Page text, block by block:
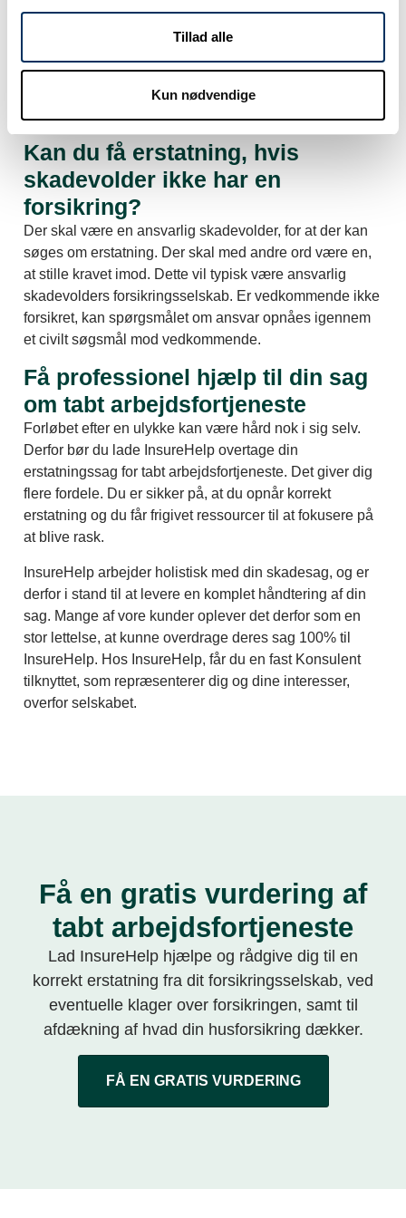
Tillad alle
Kun nødvendige
som tidligere.
indtil det tidspunkt hvor det enten midlertidigt eller
endeligt, kan vurderes hvad omfanget er af din
fremtidige erhvervsevne.
Kan du få erstatning, hvis
skadevolder ikke har en
forsikring?
Der skal være en ansvarlig skadevolder, for at der kan
søges om erstatning. Der skal med andre ord være en,
at stille kravet imod. Dette vil typisk være ansvarlig
skadevolders forsikringsselskab. Er vedkommende ikke
forsikret, kan spørgsmålet om ansvar opnåes igennem
et civilt søgsmål mod vedkommende.
Få professionel hjælp til din sag
om tabt arbejdsfortjeneste
Forløbet efter en ulykke kan være hård nok i sig selv.
Derfor bør du lade InsureHelp overtage din
erstatningssag for tabt arbejdsfortjeneste. Det giver dig
flere fordele. Du er sikker på, at du opnår korrekt
erstatning og du får frigivet ressourcer til at fokusere på
at blive rask.
InsureHelp arbejder holistisk med din skadesag, og er
derfor i stand til at levere en komplet håndtering af din
sag. Mange af vore kunder oplever det derfor som en
stor lettelse, at kunne overdrage deres sag 100% til
InsureHelp. Hos InsureHelp, får du en fast Konsulent
tilknyttet, som repræsenterer dig og dine interesser,
overfor selskabet.
Få en gratis vurdering af
tabt arbejdsfortjeneste
Lad InsureHelp hjælpe og rådgive dig til en
korrekt erstatning fra dit forsikringsselskab, ved
eventuelle klager over forsikringen, samt til
afdækning af hvad din husforsikring dækker.
FÅ EN GRATIS VURDERING